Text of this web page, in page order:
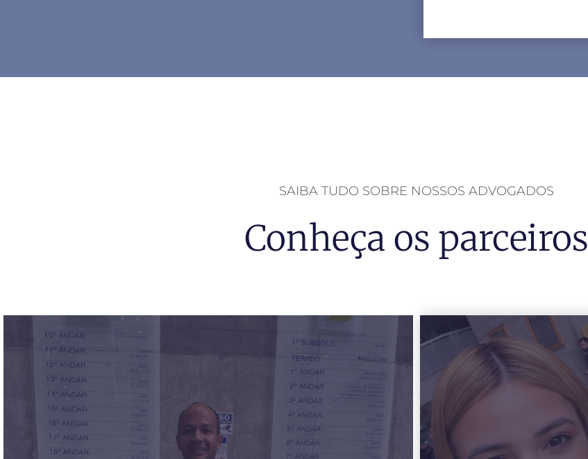
SAIBA TUDO SOBRE NOSSOS ADVOGADOS
Conheça os parceiros